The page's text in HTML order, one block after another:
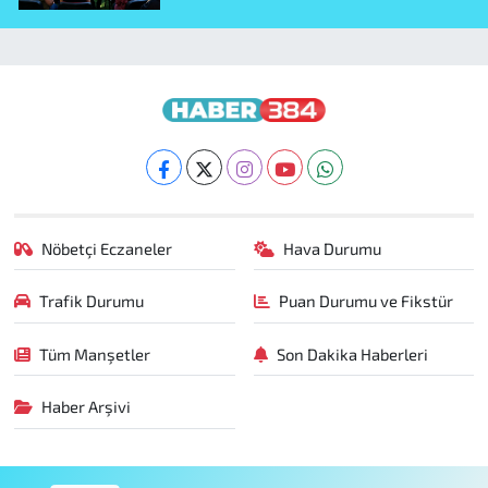
Nöbetçi Eczaneler Hava Durumu
Trafik Durumu Puan Durumu ve Fikstür
Tüm Manşetler Son Dakika Haberleri
Haber Arşivi